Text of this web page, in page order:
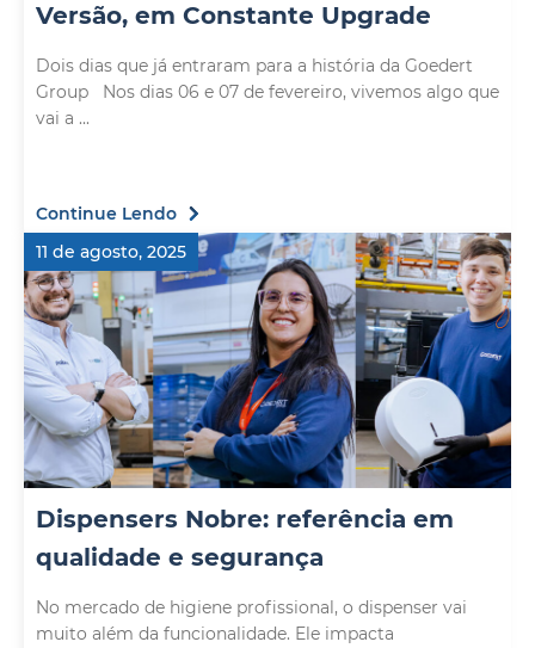
Versão, em Constante Upgrade
Dois dias que já entraram para a história da Goedert
Group Nos dias 06 e 07 de fevereiro, vivemos algo que
vai a ...
Continue Lendo
11 de agosto, 2025
Dispensers Nobre: referência em
qualidade e segurança
No mercado de higiene profissional, o dispenser vai
muito além da funcionalidade. Ele impacta